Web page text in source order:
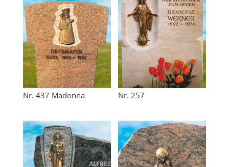
Nr. 437 Madonna Nr. 257